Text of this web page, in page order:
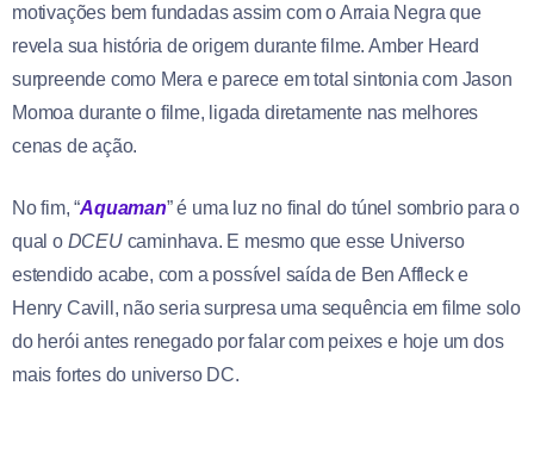
motivações bem fundadas assim com o Arraia Negra que
revela sua história de origem durante filme. Amber Heard
surpreende como Mera e parece em total sintonia com Jason
Momoa durante o filme, ligada diretamente nas melhores
cenas de ação.
No fim, “Aquaman” é uma luz no final do túnel sombrio para o
qual oDCEUcaminhava. E mesmo que esse Universo
estendido acabe, com a possível saída de Ben Affleck e
Henry Cavill, não seria surpresa uma sequência em filme solo
do herói antes renegado por falar com peixes e hoje um dos
mais fortes do universo DC.